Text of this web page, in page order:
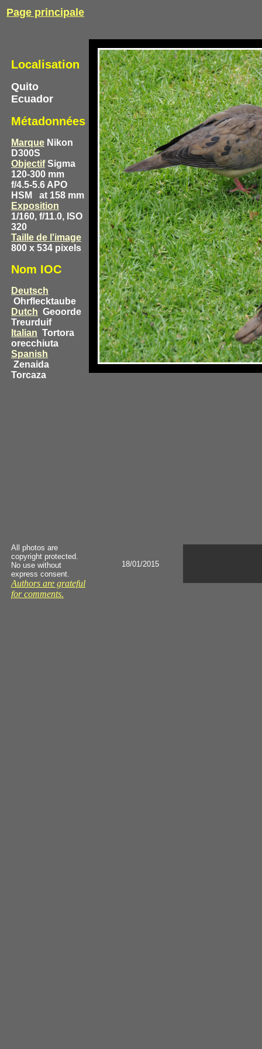
Page principale
Localisation
Quito
Ecuador
Métadonnées
Marque Nikon
D300S
ObjectifSigma
120-300 mm
f/4.5-5.6 APO
HSM
at 158 mm
Exposition
1/160, f/11.0, ISO
320
Taille de l'image
800 x 534 pixels
Nom IOC
Deutsch
Ohrflecktaube
Dutch Geoorde
Treurduif
Italian Tortora
orecchiuta
Spanish
Zenaida
Torcaza
All photos are
copyright protected.
No use without
express consent.
Authors are grateful
for comments.
18/01/2015